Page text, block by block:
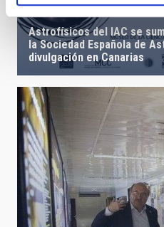
Astrofísicos del IAC se
la Sociedad Española de
divulgación en Canarias